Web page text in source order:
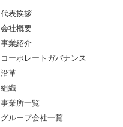
代表挨拶
会社概要
事業紹介
コーポレートガバナンス
沿革
組織
事業所一覧
グループ会社一覧